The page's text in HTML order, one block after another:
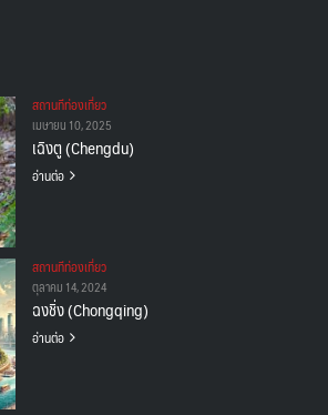
สถานทีท่องเที่ยว
เมษายน 10, 2025
เฉิงตู (Chengdu)
อ่านต่อ
สถานทีท่องเที่ยว
ตุลาคม 14, 2024
ฉงชิ่ง (Chongqing)
อ่านต่อ